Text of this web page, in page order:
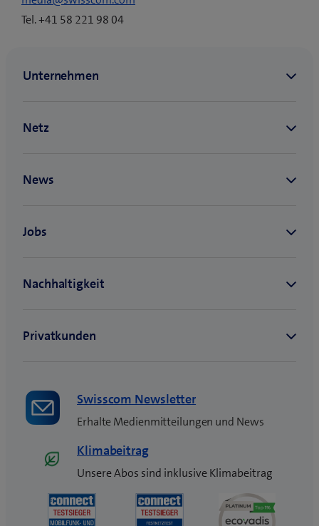
Tel. +41 58 221 98 04
Swisscom Newsletter
Erhalte Medienmitteilungen und News
Klimabeitrag
Unsere Abos sind inklusive Klimabeitrag